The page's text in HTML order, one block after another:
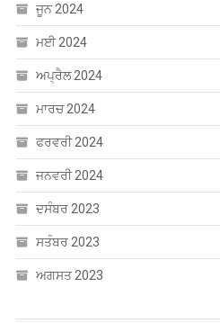
ਜੂਨ 2024
ਮਈ 2024
ਅਪ੍ਰੈਲ 2024
ਮਾਰਚ 2024
ਫਰਵਰੀ 2024
ਜਨਵਰੀ 2024
ਦਸੰਬਰ 2023
ਸਤੰਬਰ 2023
ਅਗਸਤ 2023